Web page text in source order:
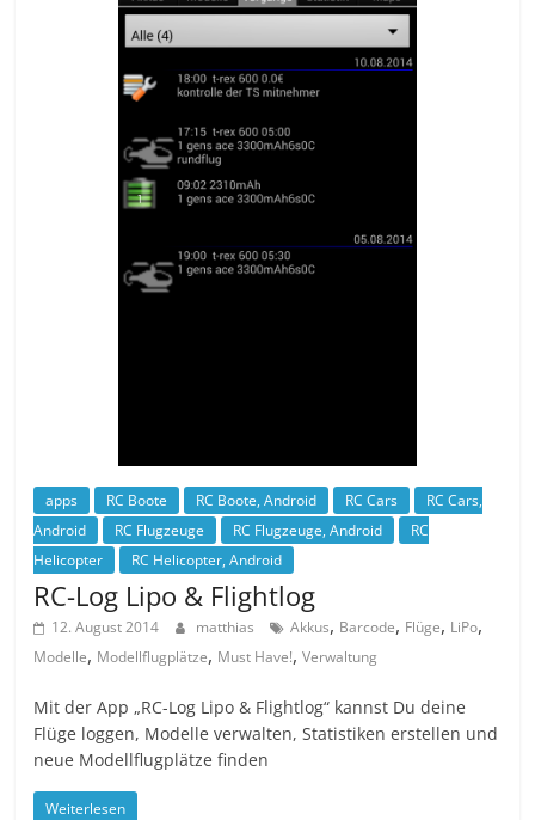
apps RC Boote RC Boote, Android RC Cars
RC Cars,
Android
RC Flugzeuge RC Flugzeuge, Android
RC
Helicopter
RC Helicopter, Android
RC-Log Lipo & Flightlog
12. August 2014 matthias Akkus, Barcode, Flüge, LiPo,
Modelle, Modellflugplätze, Must Have!,Verwaltung
Mit der App „RC-Log Lipo & Flightlog“ kannst Du deine
Flüge loggen, Modelle verwalten, Statistiken erstellen und
neue Modellflugplätze finden
Weiterlesen